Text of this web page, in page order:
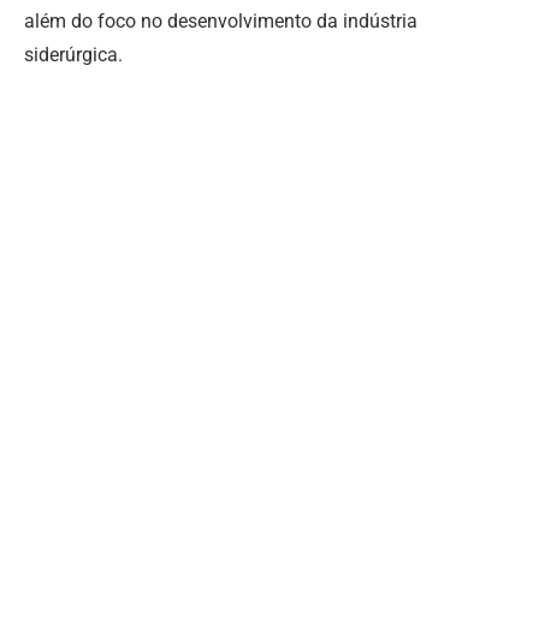
além do foco no desenvolvimento da indústria
siderúrgica.